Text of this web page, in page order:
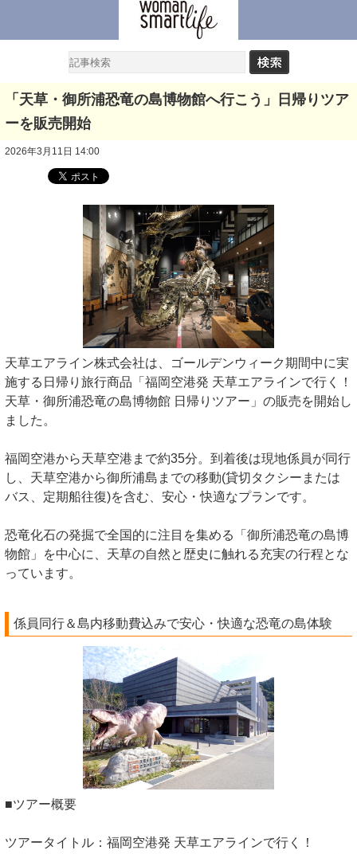
「天草・御所浦恐竜の島博物館へ行こう」日帰りツア
ーを販売開始
2026年3月11日 14:00
天草エアライン株式会社は、ゴールデンウィーク期間中に実
施する日帰り旅行商品「福岡空港発 天草エアラインで行く！
天草・御所浦恐竜の島博物館 日帰りツアー」の販売を開始し
ました。
福岡空港から天草空港まで約35分。到着後は現地係員が同行
し、天草空港から御所浦島までの移動(貸切タクシーまたは
バス、定期船往復)を含む、安心・快適なプランです。
恐竜化石の発掘で全国的に注目を集める「御所浦恐竜の島博
物館」を中心に、天草の自然と歴史に触れる充実の行程とな
っています。
係員同行＆島内移動費込みで安心・快適な恐竜の島体験
■ツアー概要
ツアータイトル：福岡空港発 天草エアラインで行く！